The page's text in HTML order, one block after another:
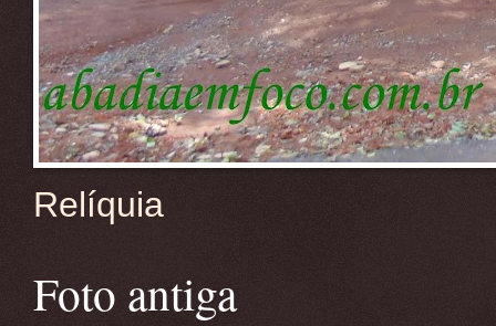
Relíquia
Foto antiga